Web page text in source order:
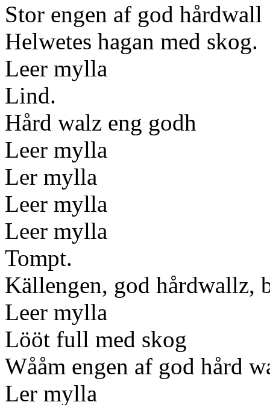
Stor engen af god hårdwall
Helwetes hagan med skog.
Leer mylla
Lind.
Hård walz eng godh
Leer mylla
Ler mylla
Leer mylla
Leer mylla
Tompt.
Källengen, god hårdwallz,
Leer mylla
Lööt full med skog
Wååm engen af god hård
Ler mylla